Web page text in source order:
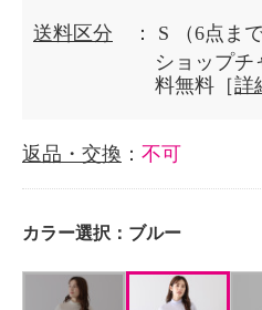
送料区分 ： S
（6点ま
ショップチ
料無料［詳
返品・交換 ： 不可
カラー選択： ブルー